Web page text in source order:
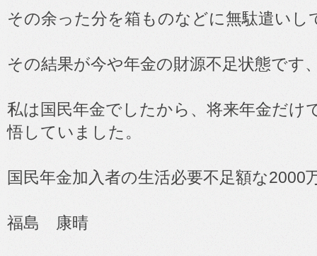
その余った分を箱ものなどに無駄遣いし
その結果が今や年金の財源不足状態です
私は国民年金でしたから、将来年金だけ
悟していました。
国民年金加入者の生活必要不足額な2000
福島 康晴